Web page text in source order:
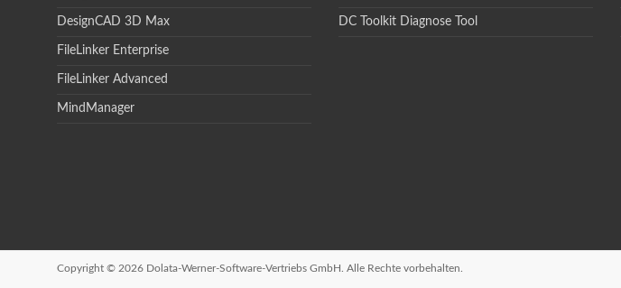
DesignCAD 3D Max
FileLinker Enterprise
FileLinker Advanced
MindManager
DC Toolkit Diagnose Tool
Copyright © 2026 Dolata-Werner-Software-Vertriebs GmbH. Alle Rechte vorbehalten.